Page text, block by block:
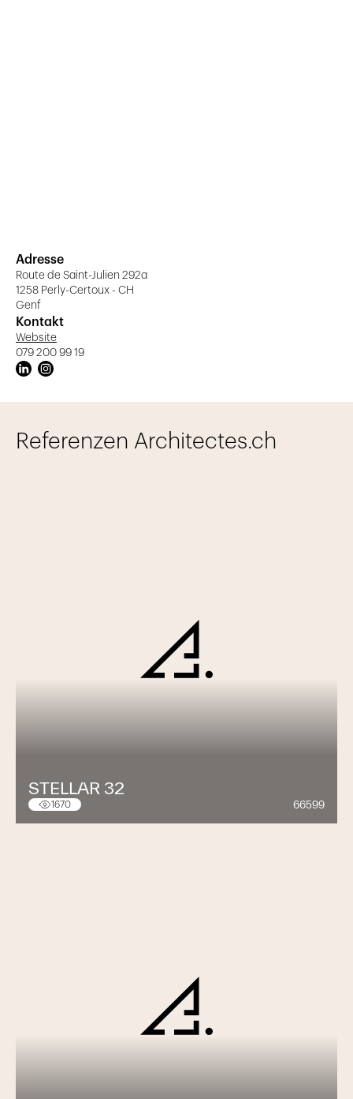
Adresse
Route de Saint-Julien 292a
1258 Perly-Certoux - CH
Genf
Kontakt
Website
079 200 99 19
Referenzen Architectes.ch
STELLAR 32
1670 66599